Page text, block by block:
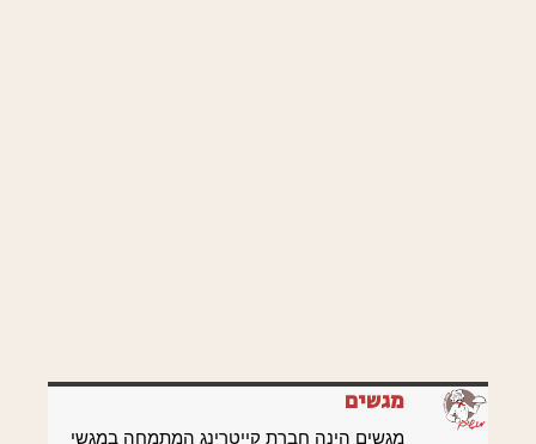
מגשים
מגשים הינה חברת קייטרינג המתמחה במגשי